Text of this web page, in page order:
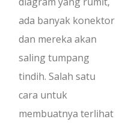
ada banyak konektor
dan mereka akan
saling tumpang
tindih. Salah satu
cara untuk
membuatnya terlihat